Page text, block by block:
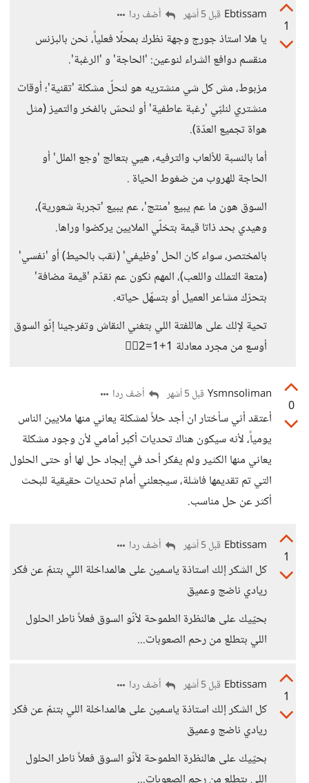
1
Ebtissam قبل 5 أشهر أضف ردا
يا هلا استاذ جورج وجهة نظرك بمحلّا فعلياً، نحن بالبزنس
منقسم دوافع الشراء لنوعين: 'الحاجة' و 'الرغبة'.
​مزبوط، مش كل شي منشتريه هو لنحلّ مشكلة 'تقنية'؛ أوقات
منشتري لنلبّي 'رغبة عاطفية' أو لنحسّ بالفخر والتميز (مثل
هواة تجميع العدّة).
أما بالنسبة للألعاب والترفيه، هيي بتعالج 'وجع الملل' أو
الحاجة للهروب من ضغوط الحياة .
السوق هون ما عم يبيع 'منتج'، عم يبيع 'تجربة شعورية)،
وهيدي بحد ذاتا قيمة بتخلّي الملايين يركضوا وراها.
بالمختصر، سواء كان الحل 'وظيفي' (ثقب بالحيط) أو 'نفسي'
(متعة التملك واللعب)، المهم نكون عم نقدّم 'قيمة مضافة'
بتحرّك مشاعر العميل أو بتسهّل حياته.
​تحية لإلك على هاللفتة اللي بتغني النقاش وتفرجينا إنّو السوق
أوسع من مجرد معادلة 1+1=2👍🏻
0
Ysmnsoliman قبل 5 أشهر أضف ردا
أعتقد أني سأختار ان أجد حلاً لمشكلة يعاني منها ملايين الناس
يومياً، لأنه سيكون هناك تحديات أكبر أمامي لأن وجود مشكلة
يعاني منها الكثير ولم يفكر أحد في إيجاد حل لها أو حتى الحلول
التي تم تقديمها فاشلة، سيجعلني أمام تحديات حقيقية للبحث
أكثر عن حل مناسب.
1
Ebtissam قبل 5 أشهر أضف ردا
كل الشكر إلك استاذة ياسمين على هالمداخلة اللي بتنمّ عن فكر
ريادي ناضج وعميق
بحيّيك على هالنظرة الطموحة لأنّو السوق فعلاً ناطر الحلول
اللي بتطلع من رحم الصعوبات...
1
Ebtissam قبل 5 أشهر أضف ردا
كل الشكر إلك استاذة ياسمين على هالمداخلة اللي بتنمّ عن فكر
ريادي ناضج وعميق
بحيّيك على هالنظرة الطموحة لأنّو السوق فعلاً ناطر الحلول